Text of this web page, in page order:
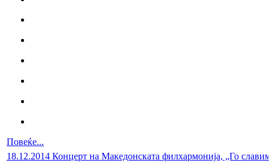
Повеќе...
18.12.2014 Концерт на Македонската филхармонија, „Го